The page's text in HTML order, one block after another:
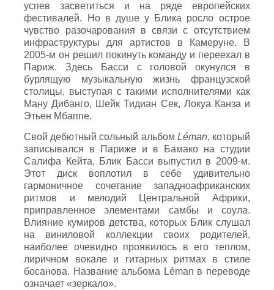
успев засветиться и на ряде европейских
фестивалей. Но в душе у Блика росло острое
чувство разочарования в связи с отсутствием
инфраструктуры для артистов в Камеруне. В
2005-м он решил покинуть команду и переехал в
Париж. Здесь Басси с головой окунулся в
бурлящую музыкальную жизнь французской
столицы, выступая с такими исполнителями как
Ману Дибанго, Шейк Тидиан Сек, Локуа Канза и
Этьен Мбаппе.
Свой дебютный сольный альбом Léman, который
записывался в Париже и в Бамако на студии
Салифа Кейта, Блик Басси выпустил в 2009-м.
Этот диск воплотил в себе удивительно
гармоничное сочетание западноафриканских
ритмов и мелодий Центральной Африки,
приправленное элементами самбы и соула.
Влияние кумиров детства, которых Блик слушал
на виниловой коллекции своих родителей,
наиболее очевидно проявилось в его теплом,
лиричном вокале и гитарных ритмах в стиле
босанова. Название альбома Léman в переводе
означает «зеркало».